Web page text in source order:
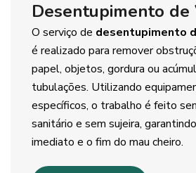
Desentupimento de
O serviço de desentupimento
é realizado para remover
papel, objetos, gordura ou
tubulações. Utilizando
específicos, o trabalho é feito
sanitário e sem sujeira,
imediato e o fim do mau cheiro.